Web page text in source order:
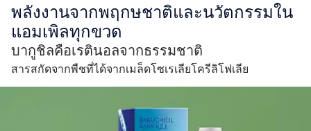
พลังงานจากพฤกษชาติและนวัตกรรมใน
แอมเพิลทุกขวด
บากูชิลคือเรตินอลจากธรรมชาติ
สารสกัดจากพืชที่ได้จากเมล็ดโซเรเลียโครีลิโฟเลีย